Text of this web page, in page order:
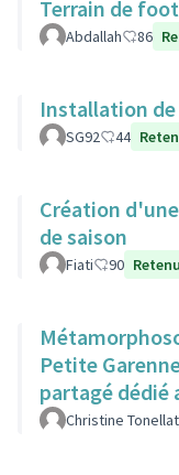
Terrain de
Abdallah 86
Installation
SG92 44
Création
de saison
Fiati 90
Petite
partagé dédié
Christine